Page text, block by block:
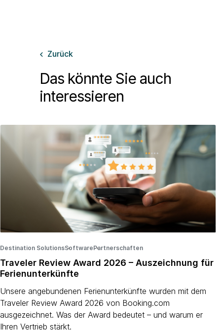
 Zurück
Das könnte Sie auch
interessieren
Destination Solutions ·
Software ·
Partnerschaften
Traveler Review Award 2026 – Auszeichnung für
Ferienunterkünfte
Unsere angebundenen Ferienunterkünfte wurden mit dem
Traveler Review Award 2026 von Booking.com
ausgezeichnet. Was der Award bedeutet – und warum er
Ihren Vertrieb stärkt.